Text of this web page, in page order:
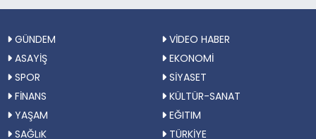
GÜNDEM
VİDEO HABER
ASAYİŞ
EKONOMİ
SPOR
SİYASET
FİNANS
KÜLTÜR-SANAT
YAŞAM
EĞITIM
SAĞLıK
TÜRKİYE